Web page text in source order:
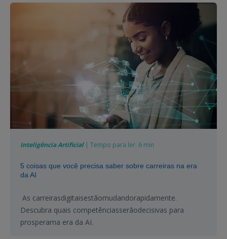
Inteligência Artificial| Tempo para ler: 6 min
5 coisas que você precisa saber sobre carreiras na era
da AI
As carreirasdigitaisestãomudandorapidamente.
Descubra quais competênciasserãodecisivas para
prosperarna era da AI.